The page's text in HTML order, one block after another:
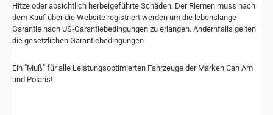
Hitze oder absichtlich herbeigeführte Schäden. Der Riemen muss nach
dem Kauf über die Website registriert werden um die lebenslange
Garantie nach US-Garantiebedingungen zu erlangen. Andernfalls gelten
die gesetzlichen Garantiebedingungen
Ein "Muß" für alle Leistungsoptimierten Fahrzeuge der Marken Can Am
und Polaris!